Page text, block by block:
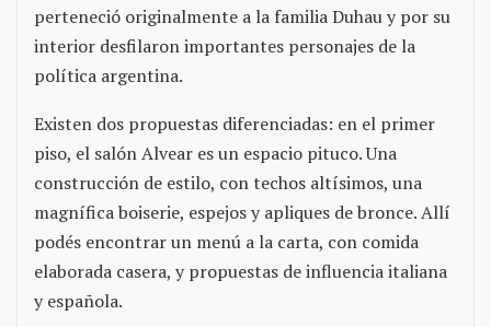
perteneció originalmente a la familia Duhau y por su
interior desfilaron importantes personajes de la
política argentina.
Existen dos propuestas diferenciadas: en el primer
piso, el salón Alvear es un espacio pituco. Una
construcción de estilo, con techos altísimos, una
magnífica boiserie, espejos y apliques de bronce. Allí
podés encontrar un menú a la carta, con comida
elaborada casera, y propuestas de influencia italiana
y española.